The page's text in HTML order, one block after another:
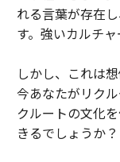
れる言葉が存在
す。強いカルチャ
しかし、これは
今あなたがリク
クルートの文化
きるでしょうか？